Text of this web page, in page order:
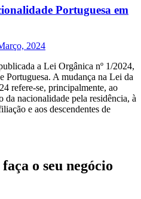
Portuguesa em
2024
a Lei Orgânica nº 1/2024,
Portuguesa. A mudança na Lei da
refere-se, principalmente, ao
da nacionalidade pela residência, à
e aos descendentes de
o seu negócio